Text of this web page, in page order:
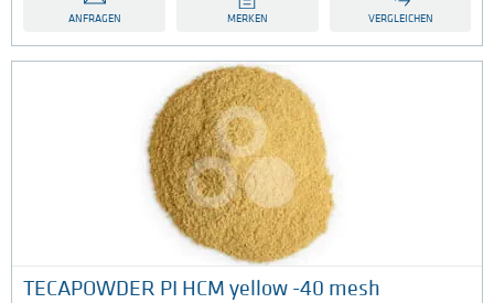
ANFRAGEN MERKEN VERGLEICHEN
TECAPOWDER PI HCM yellow -40 mesh